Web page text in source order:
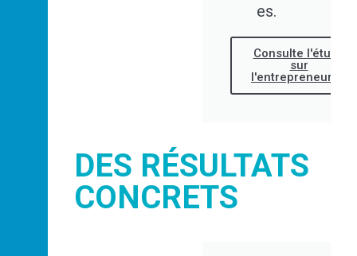
es.
Consulte l'étude
sur
l'entrepreneuriat
DES RÉSULTATS
CONCRETS